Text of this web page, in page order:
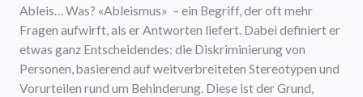
Ableis… Was? «Ableismus» – ein Begriff, der oft mehr
Fragen aufwirft, als er Antworten liefert. Dabei definiert er
etwas ganz Entscheidendes: die Diskriminierung von
Personen, basierend auf weitverbreiteten Stereotypen und
Vorurteilen rund um Behinderung. Diese ist der Grund,